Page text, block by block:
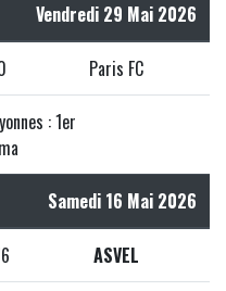
Vendredi 29 Mai 2026
Paris FC
: 1er
Samedi 16 Mai 2026
ASVEL